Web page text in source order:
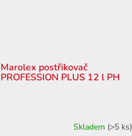
Marolex postřikovač
PROFESSION PLUS 12 l PH
Skladem (>5 ks)